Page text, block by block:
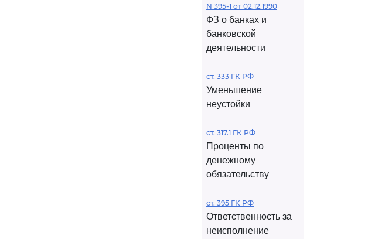
N 395-1 от 02.12.1990
ФЗ о банках и
банковской
деятельности
ст. 333 ГК РФ
Уменьшение
неустойки
ст. 317.1 ГК РФ
Проценты по
денежному
обязательству
ст. 395 ГК РФ
Ответственность за
неисполнение